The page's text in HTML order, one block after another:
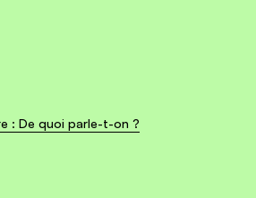
: De quoi parle-t-on ?